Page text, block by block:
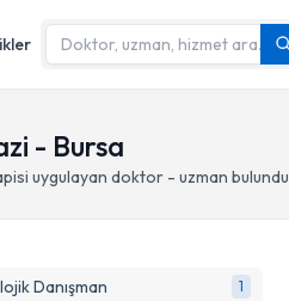
- Bursa
uygulayan doktor - uzman bulundu
Danışman 1